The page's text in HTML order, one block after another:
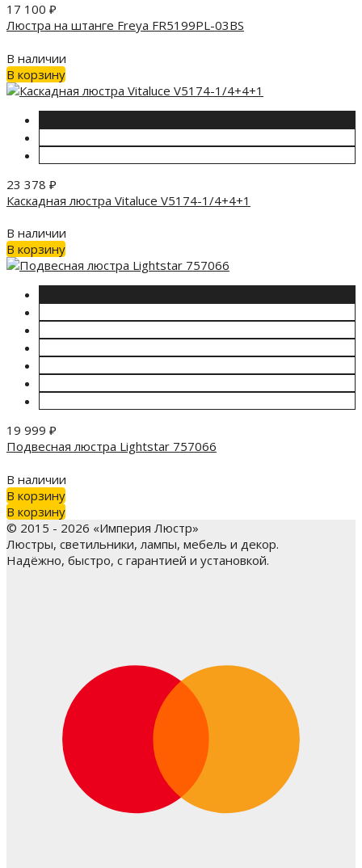
17 100 ₽
Люстра на штанге Freya FR5199PL-03BS
В наличии
В корзину
23 378 ₽
Каскадная люстра Vitaluce V5174-1/4+4+1
В наличии
В корзину
19 999 ₽
Подвесная люстра Lightstar 757066
В наличии
В корзину
В корзину
© 2015 - 2026 «Империя Люстр»
Люстры, светильники, лампы, мебель и декор.
Надёжно, быстро, с гарантией и установкой.